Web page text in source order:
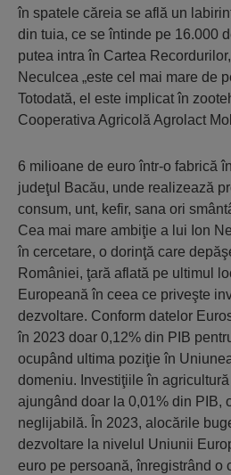
în spatele căreia se află un
din tuia, ce se întinde pe 16.000
putea intra în Cartea
Neculcea „este cel mai mare de
Totodată, el este implicat în
Cooperativa Agricolă Agrolact
6 milioane de euro într-o fabrică
judeţul Bacău, unde realizează
consum, unt, kefir, sana ori
Cea mai mare ambiţie a lui Ion
în cercetare, o dorinţă care
României, ţară aflată pe ultimul
Europeană în ceea ce priveşte
dezvoltare. Conform datelor
în 2023 doar 0,12% din PIB
ocupând ultima poziţie în
domeniu. Investiţiile în
ajungând doar la 0,01% din PIB,
neglijabilă. În 2023, alocările
dezvoltare la nivelul Uniunii
euro pe persoană, înregistrând o